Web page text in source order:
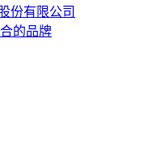
份有限公司
的品牌